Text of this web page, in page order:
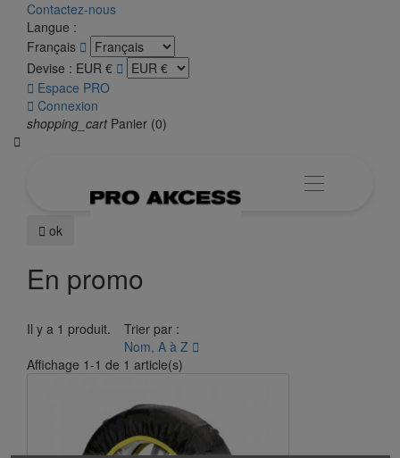
Contactez-nous
Langue :
Français 
Devise : EUR € 
 Espace PRO
 Connexion
shopping_cart Panier (0)

 ok
En promo
Il y a 1 produit.
Trier par :
Nom, A à Z 
Affichage 1-1 de 1 article(s)